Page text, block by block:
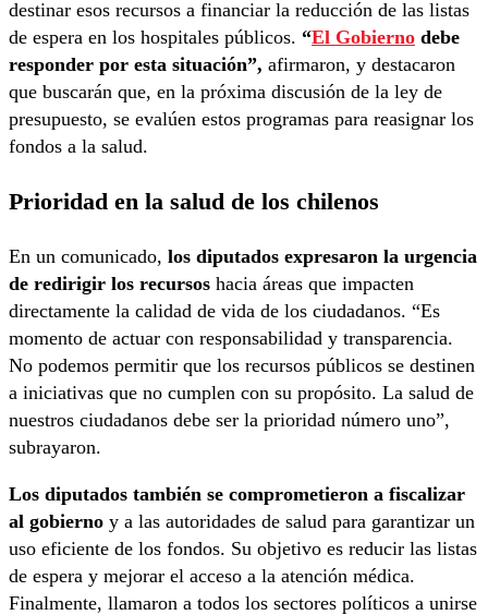
destinar esos recursos a financiar la reducción de las listas
de espera en los hospitales públicos. “El Gobierno debe
responder por esta situación”, afirmaron, y destacaron
que buscarán que, en la próxima discusión de la ley de
presupuesto, se evalúen estos programas para reasignar los
fondos a la salud.
Prioridad en la salud de los chilenos
En un comunicado, los diputados expresaron la urgencia
de redirigir los recursos hacia áreas que impacten
directamente la calidad de vida de los ciudadanos. “Es
momento de actuar con responsabilidad y transparencia.
No podemos permitir que los recursos públicos se destinen
a iniciativas que no cumplen con su propósito. La salud de
nuestros ciudadanos debe ser la prioridad número uno”,
subrayaron.
Los diputados también se comprometieron a fiscalizar
al gobierno y a las autoridades de salud para garantizar un
uso eficiente de los fondos. Su objetivo es reducir las listas
de espera y mejorar el acceso a la atención médica.
Finalmente, llamaron a todos los sectores políticos a unirse